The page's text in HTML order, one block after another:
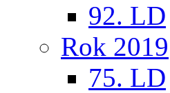
92. LD
Rok 2019
75. LD